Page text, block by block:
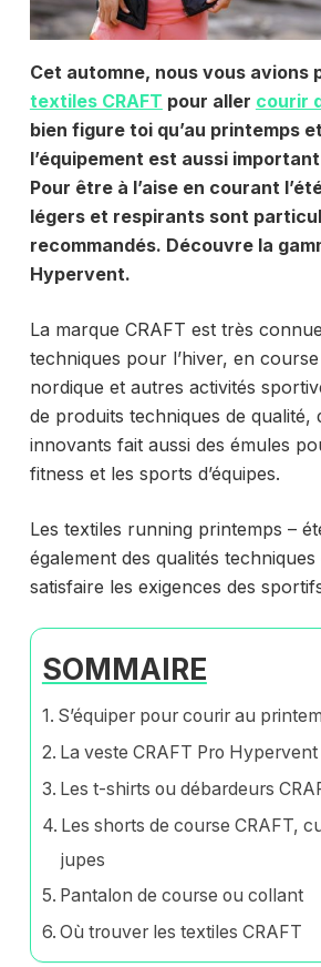
Cet automne, nous vous avions
textiles CRAFT pour aller courir
bien figure toi qu’au printemps
l’équipement est aussi
Pour être à l’aise en courant
légers et respirants sont
recommandés. Découvre la
Hypervent.
La marque CRAFT est très
techniques pour l’hiver, en
nordique et autres activités
de produits techniques de qualité,
innovants fait aussi des émules
fitness et les sports d’équipes.
Les textiles running printemps –
également des qualités
satisfaire les exigences des
SOMMAIRE
S’équiper pour courir au
La veste CRAFT Pro
Les t-shirts ou débardeurs
Les shorts de course CRAFT,
jupes
Pantalon de course ou collant
Où trouver les textiles CRAFT